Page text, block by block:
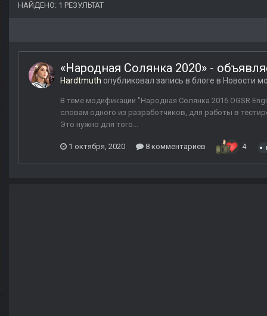
НАЙДЕНО: 1 РЕЗУЛЬТАТ
«Народная Солянка 2020» -
Hardtmuth опубликовал запись в блоге в Новости
В теме модификации "Народная Солянка 2016 OGSR
словам одного из разработчиков, для работы в
Это нужно для того...
1 октября, 2020 8 комментариев 4